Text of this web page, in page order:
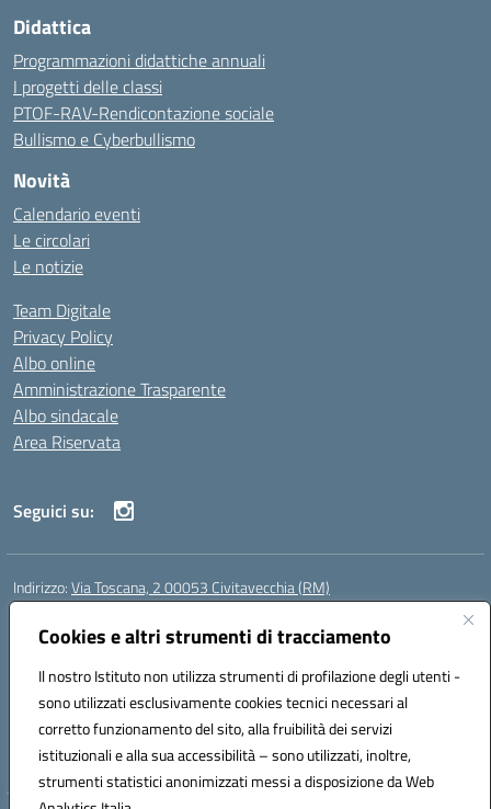
Cookies e altri strumenti di tracciamento
Il nostro Istituto non utilizza strumenti di profilazione degli utenti -
sono utilizzati esclusivamente cookies tecnici necessari al
corretto funzionamento del sito, alla fruibilità dei servizi
istituzionali e alla sua accessibilità – sono utilizzati, inoltre,
strumenti statistici anonimizzati messi a disposizione da Web
Didattica
Programmazioni didattiche annuali
I progetti delle classi
PTOF-RAV-Rendicontazione sociale
Bullismo e Cyberbullismo
Novità
Calendario eventi
Le circolari
Le notizie
Team Digitale
Privacy Policy
Albo online
Amministrazione Trasparente
Albo sindacale
Area Riservata
Seguici su:
Indirizzo:Via Toscana, 2 00053 Civitavecchia (RM)
Centralino:
Posta elettronica certificata (PEC):rmic8b900g@pec.istruzione.it
Codice fiscale: 91038380589
Codice meccanografico:RMIC8B900G
Codice Indice delle Pubbliche Amministrazioni (IPA): istsc_rmic8b900g
Codice unico di fatturazione (CUF): UFP4NO